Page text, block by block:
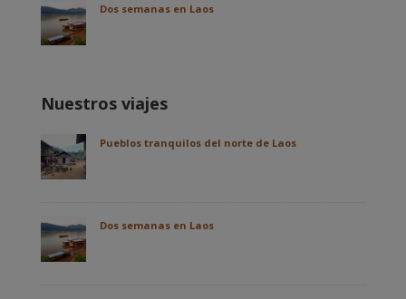
Dos semanas en Laos
Nuestros viajes
Pueblos tranquilos del norte de Laos
Dos semanas en Laos